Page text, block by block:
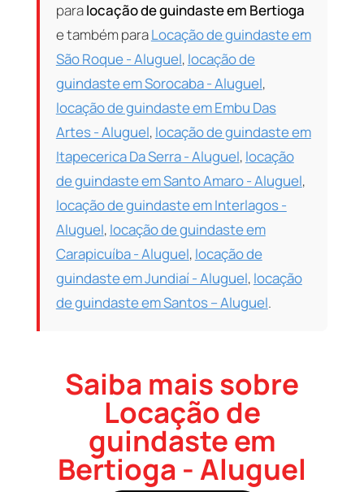
paralocação de guindaste em Bertioga
e também paraLocação de guindaste em
São Roque - Aluguel, locação de
guindaste em Sorocaba - Aluguel,
locação de guindaste em Embu Das
Artes - Aluguel, locação de guindaste em
Itapecerica Da Serra - Aluguel, locação
de guindaste em Santo Amaro - Aluguel,
locação de guindaste em Interlagos -
Aluguel, locação de guindaste em
Carapicuíba - Aluguel, locação de
guindaste em Jundiaí - Aluguel, locação
de guindaste em Santos – Aluguel.
Saiba mais sobre
Locação de
guindaste em
Bertioga - Aluguel